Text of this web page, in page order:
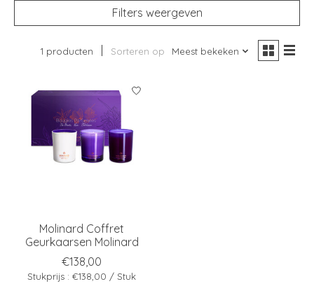
Filters weergeven
1 producten Sorteren op Meest bekeken
Molinard Coffret
Geurkaarsen Molinard
€138,00
Stukprijs : €138,00 / Stuk